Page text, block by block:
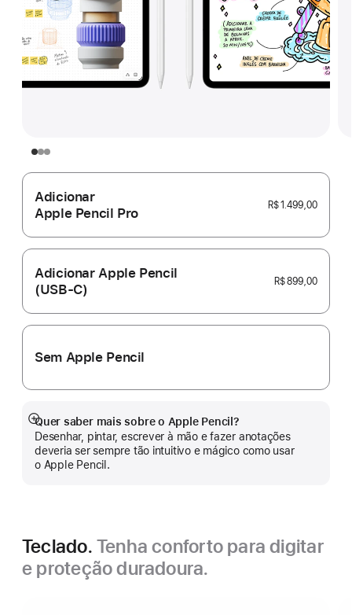
Adicionar
Apple Pencil Pro
R$ 1.499,00
Adicionar Apple Pencil
(USB‑C)
R$ 899,00
Sem Apple Pencil
Quer saber mais sobre o Apple Pencil?
Desenhar, pintar, escrever à mão e fazer anotações
deveria ser sempre tão intuitivo e mágico como usar
o Apple Pencil.
Mostrar
mais
Teclado. Tenha conforto para digitar
e proteção duradoura.